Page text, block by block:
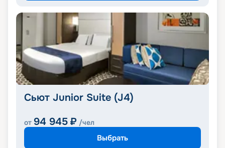
Сьют Junior Suite (J4)
от 94 945 ₽ /чел
Выбрать